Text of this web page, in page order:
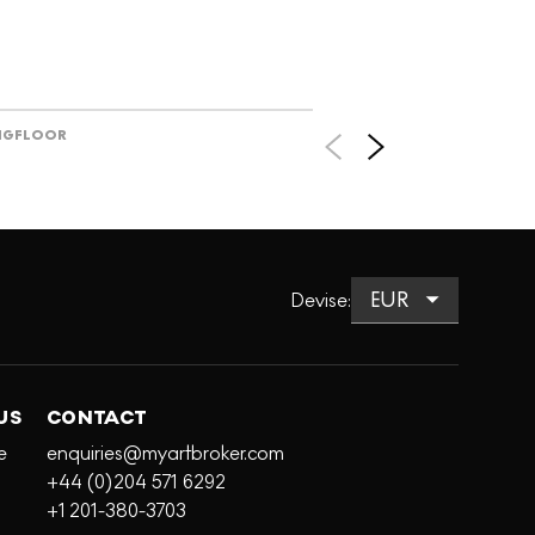
FLOOR
Devise:
CONTACT
enquiries@myartbroker.com
+44 (0)204 571 6292
+1 201-380-3703